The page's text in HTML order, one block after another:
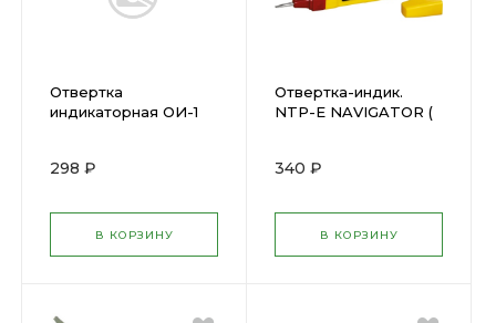
Отвертка
индикаторная ОИ-1
298 ₽
В КОРЗИНУ
Отвертка-индик.
NTP-Е NAVIGATOR (
340 ₽
В КОРЗИНУ